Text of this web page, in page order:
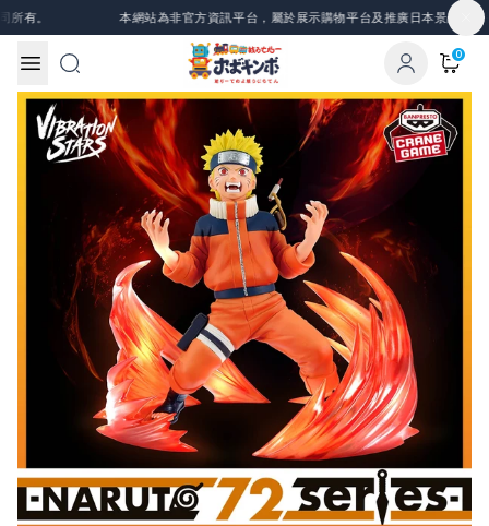
Skip to content
。 本網站為非官方資訊平台，屬於展示購物平台及推廣日本景品、一番
0